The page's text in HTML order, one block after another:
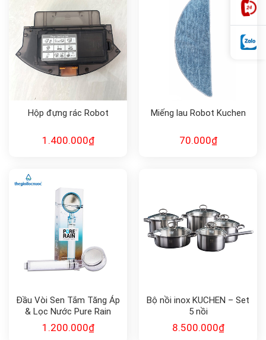
Hộp đựng rác Robot
1.400.000₫
Miếng lau Robot Kuchen
70.000₫
Đầu Vòi Sen Tắm Tăng Áp
& Lọc Nước Pure Rain
(Model PR-9000) – Nhập
Khẩu Hàn Quốc
1.200.000₫
Bộ nồi inox KUCHEN – Set
5 nồi
8.500.000₫